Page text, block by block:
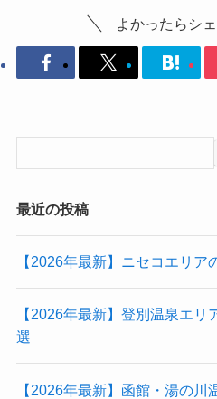
よかったらシ
最近の投稿
【2026年最新】ニセコエリ
【2026年最新】登別温泉エ
選
【2026年最新】函館・湯の